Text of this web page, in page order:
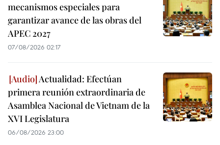
mecanismos especiales para
garantizar avance de las obras del
APEC 2027
07/08/2026 02:17
Actualidad: Efectúan
primera reunión extraordinaria de
Asamblea Nacional de Vietnam de la
XVI Legislatura
06/08/2026 23:00